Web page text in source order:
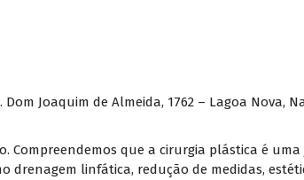
Joaquim de Almeida, 1762 – Lagoa Nova,
Compreendemos que a cirurgia plástica é
drenagem linfática, redução de medidas,